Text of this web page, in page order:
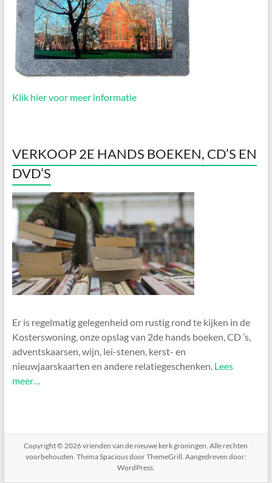
Klik hier voor meer informatie
VERKOOP 2E HANDS BOEKEN, CD’S EN
DVD’S
Er is regelmatig gelegenheid om rustig rond te kijken in de
Kosterswoning, onze opslag van 2de hands boeken, CD ’s,
adventskaarsen, wijn, lei-stenen, kerst- en
nieuwjaarskaarten en andere relatiegeschenken. Lees
meer…
Copyright © 2026vrienden van de nieuwe kerk groningen. Alle rechten
voorbehouden. ThemaSpaciousdoor ThemeGrill. Aangedreven door:
WordPress.